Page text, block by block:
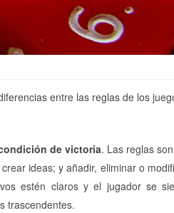
entre las reglas de los
de victoria. Las reglas
ideas; y añadir, eliminar o
estén claros y el jugador se
trascendentes.